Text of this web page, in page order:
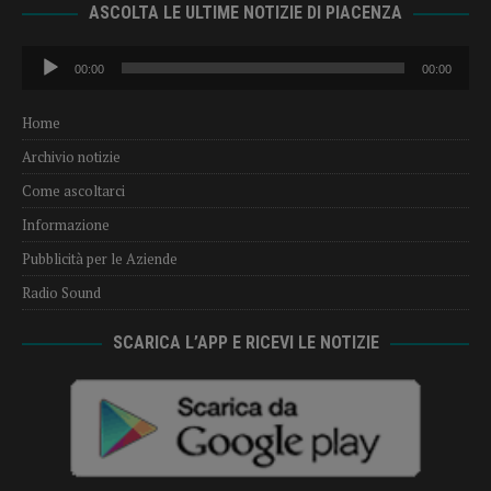
ASCOLTA LE ULTIME NOTIZIE DI PIACENZA
Audio
Player
00:00 00:00
Home
Archivio notizie
Come ascoltarci
Informazione
Pubblicità per le Aziende
Radio Sound
SCARICA L’APP E RICEVI LE NOTIZIE